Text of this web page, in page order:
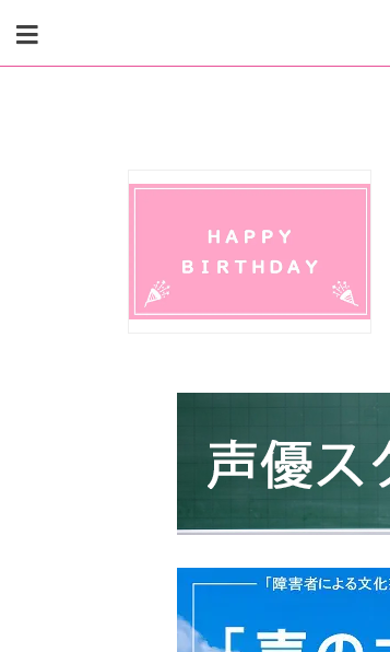
content